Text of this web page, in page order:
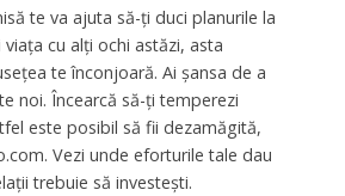
te va ajuta să-ți duci planurile la
cu alți ochi astăzi, asta
te înconjoară. Ai șansa de a
noi. Încearcă să-ți temperezi
este posibil să fii dezamăgită,
Vezi unde eforturile tale dau
trebuie să investești.